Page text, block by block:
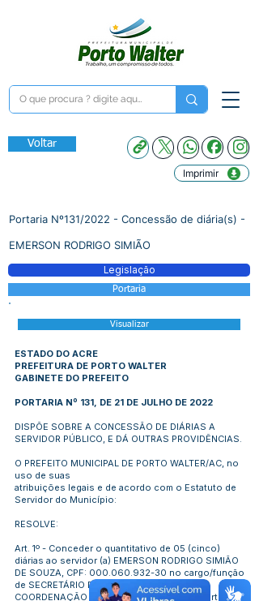
Voltar
Imprimir
Portaria Nº131/2022 - Concessão de diária(s) -
EMERSON RODRIGO SIMIÃO
Legislação
Portaria
Visualizar
ESTADO DO ACRE
PREFEITURA DE PORTO WALTER
GABINETE DO PREFEITO
PORTARIA Nº 131, DE 21 DE JULHO DE 2022
DISPÕE SOBRE A CONCESSÃO DE DIÁRIAS A
SERVIDOR PÚBLICO, E DÁ OUTRAS PROVIDÊNCIAS.
O PREFEITO MUNICIPAL DE PORTO WALTER/AC, no
uso de suas
atribuições legais e de acordo com o Estatuto de
Servidor do Município:
RESOLVE:
Art. 1º - Conceder o quantitativo de 05 (cinco)
diárias ao servidor (a) EMERSON RODRIGO SIMIÃO
DE SOUZA, CPF: 000.060.932-30 no cargo/função
de SECRETÁRIO DE PLANEJAMENTO E
COORDENAÇÃO GERAL, do município de Porto